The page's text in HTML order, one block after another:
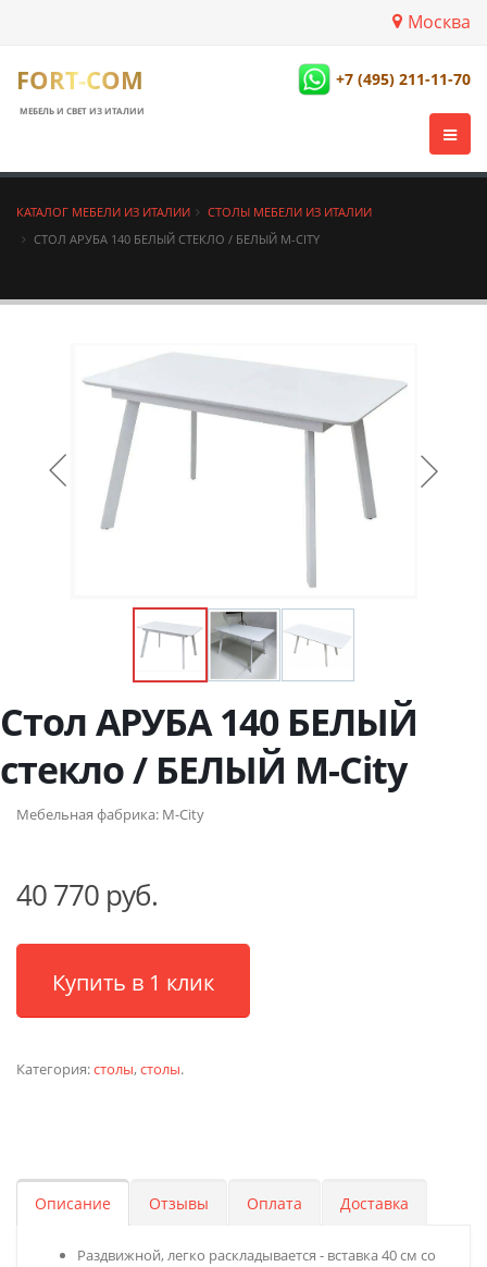
Москва
FORT-COM
МЕБЕЛЬ И СВЕТ ИЗ ИТАЛИИ
+7 (495) 211-11-70
КАТАЛОГ МЕБЕЛИ ИЗ ИТАЛИИ
СТОЛЫ МЕБЕЛИ ИЗ ИТАЛИИ
СТОЛ АРУБА 140 БЕЛЫЙ СТЕКЛО / БЕЛЫЙ М-CITY
Стол АРУБА 140 БЕЛЫЙ
стекло / БЕЛЫЙ М-City
Мебельная фабрика: M-City
40 770 руб.
Купить в 1 клик
Категория:столы,столы.
Описание Отзывы Оплата Доставка
Раздвижной, легко раскладывается - вставка 40 см со